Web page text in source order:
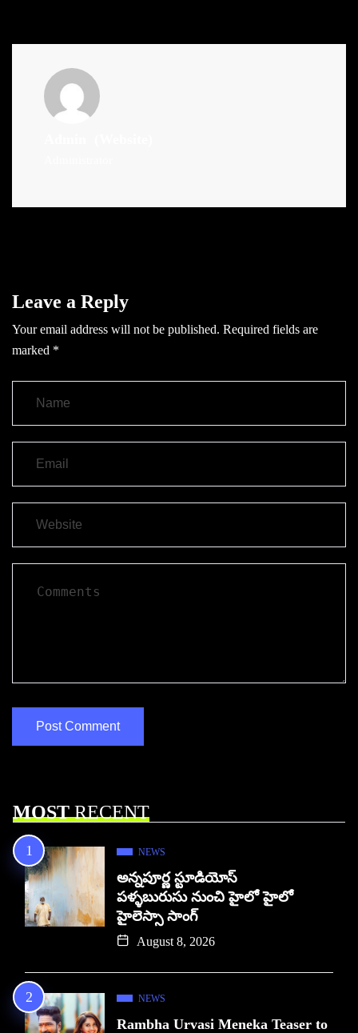
Leave a Reply
Your email address will not be published. Required fields are
marked *
MOSTRECENT
NEWS
అన్నపూర్ణ స్టూడియోస్
పళ్ళబురుసు నుంచి హైలో హైలో
హైలెస్సా సాంగ్
August 8, 2026
NEWS
Rambha Urvasi Meneka Teaser to